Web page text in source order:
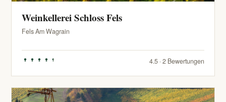
Weinkellerei Schloss Fels
Fels Am Wagrain
4.5 · 2 Bewertungen